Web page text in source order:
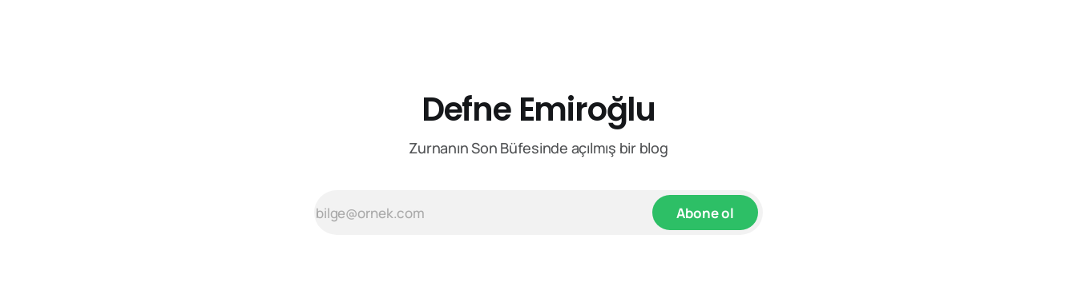
Defne Emiroğlu
Zurnanın Son Büfesinde açılmış bir blog
Abone ol